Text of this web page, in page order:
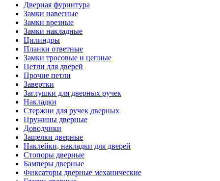
Дверная фурнитура
Замки навесные
Замки врезные
Замки накладные
Цилиндры
Планки ответные
Замки тросовые и цепные
Петли для дверей
Прочие петли
Завертки
Заглушки для дверных ручек
Накладки
Стержни для ручек дверных
Пружины дверные
Доводчики
Защелки дверные
Наклейки, накладки для дверей
Стопоры дверные
Бамперы дверные
Фиксаторы дверные механические